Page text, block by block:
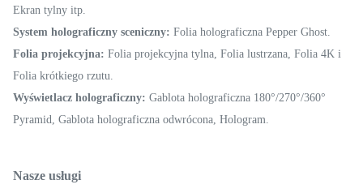
Ekran tylny itp.
System holograficzny sceniczny: Folia holograficzna Pepper Ghost.
Folia projekcyjna: Folia projekcyjna tylna, Folia lustrzana, Folia 4K i
Folia krótkiego rzutu.
Wyświetlacz holograficzny: Gablota holograficzna 180°/270°/360°
Pyramid, Gablota holograficzna odwrócona, Hologram.
Nasze usługi